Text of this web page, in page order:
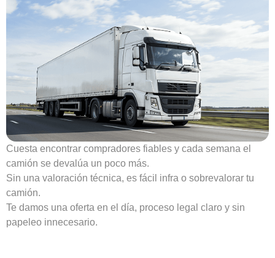
Cuesta encontrar compradores fiables y cada semana el
camión se devalúa un poco más.
Sin una valoración técnica, es fácil infra o sobrevalorar tu
camión.
Te damos una oferta en el día, proceso legal claro y sin
papeleo innecesario.